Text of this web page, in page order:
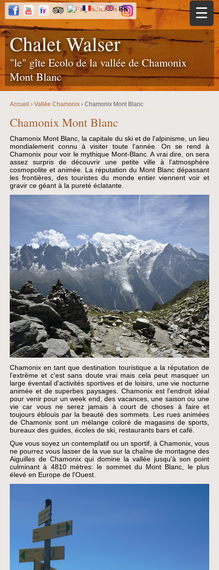
Jump to navigation
Chalet Walser
"le" gîte Ecolo de la vallée de Chamonix
Mont Blanc
FR EN ES ☰
Y
u
a
r
e
h
e
r
e
Accueil › Vallée Chamonix › Chamonix Mont Blanc
Chamonix Mont Blanc
Chamonix Mont Blanc, la capitale du ski et de l'alpinisme, un lieu
mondialement connu à visiter toute l'année. On se rend à
Chamonix pour voir le mythique Mont-Blanc. A vrai dire, on sera
assez surpris de découvrir une petite ville à l'atmosphère
cosmopolite et animée. La réputation du Mont Blanc dépassant
les frontières, des touristes du monde entier viennent voir et
gravir ce géant à la pureté éclatante.
Chamonix en tant que destination touristique a la réputation de
l'extrême et c'est sans doute vrai mais cela peut masquer un
large éventail d'activités sportives et de loisirs, une vie nocturne
animée et de superbes paysages. Chamonix est l'endroit idéal
pour venir pour un week end, des vacances, une saison ou une
vie car vous ne serez jamais à court de choses à faire et
toujours éblouis par la beauté des sommets. Les rues animées
de Chamonix sont un mélange coloré de magasins de sports,
bureaux des guides, écoles de ski, restaurants bars et café.
Que vous soyez un contemplatif ou un sportif, à Chamonix, vous
ne pourrez vous lasser de la vue sur la chaîne de montagne des
Aiguilles de Chamonix qui domine la vallée jusqu'à son point
culminant à 4810 mètres: le sommet du Mont Blanc, le plus
élevé en Europe de l'Ouest.